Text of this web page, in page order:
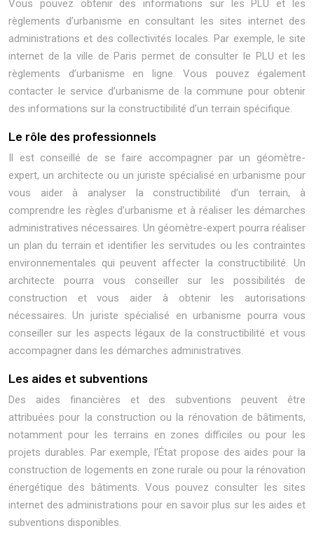
Vous pouvez obtenir des informations sur les PLU et les
règlements d’urbanisme en consultant les sites internet des
administrations et des collectivités locales. Par exemple, le site
internet de la ville de Paris permet de consulter le PLU et les
règlements d’urbanisme en ligne. Vous pouvez également
contacter le service d’urbanisme de la commune pour obtenir
des informations sur la constructibilité d’un terrain spécifique.
Le rôle des professionnels
Il est conseillé de se faire accompagner par un géomètre-
expert, un architecte ou un juriste spécialisé en urbanisme pour
vous aider à analyser la constructibilité d’un terrain, à
comprendre les règles d’urbanisme et à réaliser les démarches
administratives nécessaires. Un géomètre-expert pourra réaliser
un plan du terrain et identifier les servitudes ou les contraintes
environnementales qui peuvent affecter la constructibilité. Un
architecte pourra vous conseiller sur les possibilités de
construction et vous aider à obtenir les autorisations
nécessaires. Un juriste spécialisé en urbanisme pourra vous
conseiller sur les aspects légaux de la constructibilité et vous
accompagner dans les démarches administratives.
Les aides et subventions
Des aides financières et des subventions peuvent être
attribuées pour la construction ou la rénovation de bâtiments,
notamment pour les terrains en zones difficiles ou pour les
projets durables. Par exemple, l’État propose des aides pour la
construction de logements en zone rurale ou pour la rénovation
énergétique des bâtiments. Vous pouvez consulter les sites
internet des administrations pour en savoir plus sur les aides et
subventions disponibles.